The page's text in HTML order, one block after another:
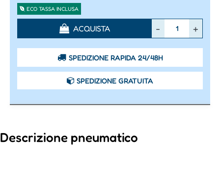
ECO TASSA INCLUSA
ACQUISTA
SPEDIZIONE RAPIDA 24/48H
SPEDIZIONE GRATUITA
Descrizione pneumatico